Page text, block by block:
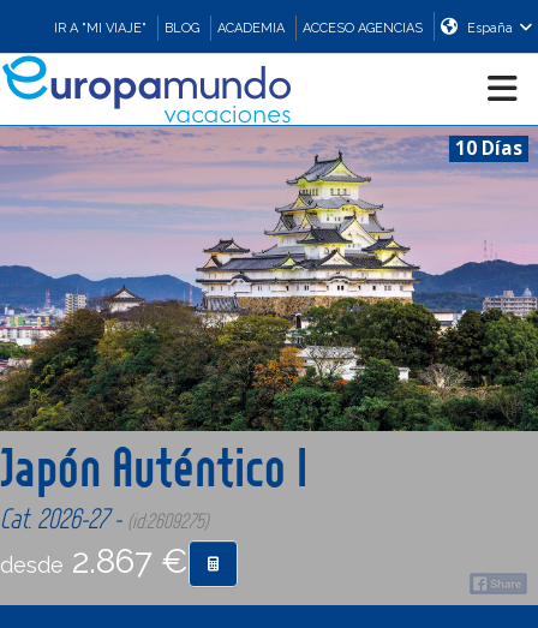
IR A "MI VIAJE" BLOG ACADEMIA ACCESO AGENCIAS España
CRUCEROS
EUROPA
ASIA
ORIENTE
PROMOCIONES
CONTACTO
10 Días
Japón Auténtico I
Cat. 2026-27 - (id:2609275)
desde 2.867 €